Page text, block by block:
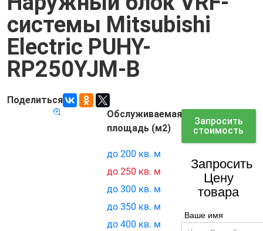
системы Mitsubishi
Electric PUHY-
RP250YJM-B
Поделиться
Код товара:
Запросить
стоимость
Запросить
Цену
товара
Ваше имя
Обслуживаемая
площадь (м2)
до 200 кв. м
до 250 кв. м
до 300 кв. м
до 350 кв. м
до 400 кв. м